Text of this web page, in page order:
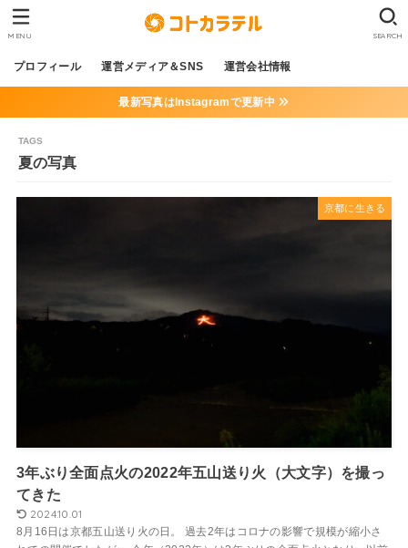
プロフィール 運営メディア＆SNS 運営会社情報
SEARCH
MENU
最新写真はInstagramで更新中
夏の写真
京都に生きる
3年ぶり全面点火の2022年五山送り火（大文字）を撮っ
てきた
2024.10.01
8月16日は京都五山送り火の日。 過去2年はコロナの影響で規模が縮小さ